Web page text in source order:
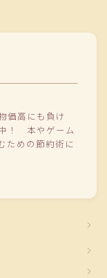
価高にも負け
！ 本やゲーム
ための節約術に